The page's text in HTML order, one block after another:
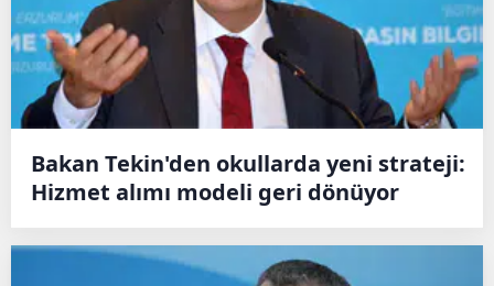
Bakan Tekin'den okullarda yeni strateji:
Hizmet alımı modeli geri dönüyor